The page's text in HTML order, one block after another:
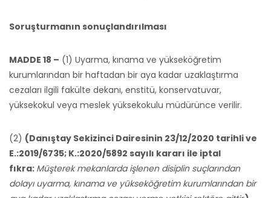
Soruşturmanın sonuçlandırılması
MADDE 18 – (1) Uyarma, kınama ve yükseköğretim
kurumlarından bir haftadan bir aya kadar uzaklaştırma
cezaları ilgili fakülte dekanı, enstitü, konservatuvar,
yüksekokul veya meslek yüksekokulu müdürünce verilir.
(2) (Danıştay Sekizinci Dairesinin 23/12/2020 tarihli ve
E.:2019/6735; K.:2020/5892 sayılı kararı ile iptal
fıkra: Müşterek mekanlarda işlenen disiplin suçlarından
dolayı uyarma, kınama ve yükseköğretim kurumlarından bir